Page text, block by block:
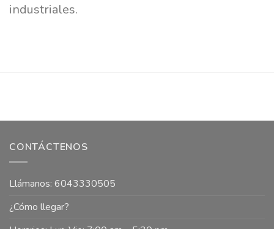
industriales.
CONTÁCTENOS
Llámanos: 6043330505
¿Cómo llegar?